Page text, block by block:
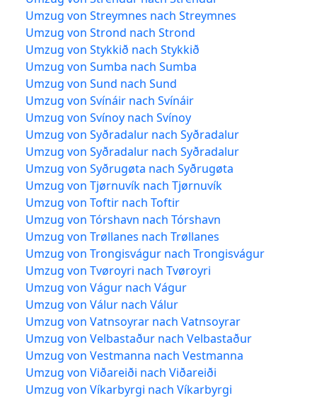
Umzug von Streymnes nach Streymnes
Umzug von Strond nach Strond
Umzug von Stykkið nach Stykkið
Umzug von Sumba nach Sumba
Umzug von Sund nach Sund
Umzug von Svínáir nach Svínáir
Umzug von Svínoy nach Svínoy
Umzug von Syðradalur nach Syðradalur
Umzug von Syðradalur nach Syðradalur
Umzug von Syðrugøta nach Syðrugøta
Umzug von Tjørnuvík nach Tjørnuvík
Umzug von Toftir nach Toftir
Umzug von Tórshavn nach Tórshavn
Umzug von Trøllanes nach Trøllanes
Umzug von Trongisvágur nach Trongisvágur
Umzug von Tvøroyri nach Tvøroyri
Umzug von Vágur nach Vágur
Umzug von Válur nach Válur
Umzug von Vatnsoyrar nach Vatnsoyrar
Umzug von Velbastaður nach Velbastaður
Umzug von Vestmanna nach Vestmanna
Umzug von Viðareiði nach Viðareiði
Umzug von Víkarbyrgi nach Víkarbyrgi